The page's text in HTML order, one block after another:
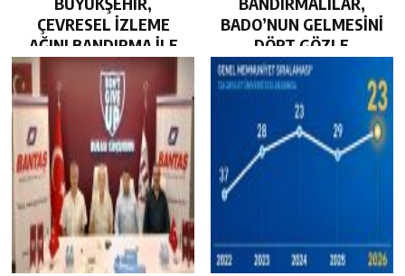
ÇEVRESEL İZLEME
AĞINI BANDIRMA İLE
GÜÇLENDİRDİ…
BADO’NUN GELMESİNİ
DÖRT GÖZLE
BEKLİYOR…